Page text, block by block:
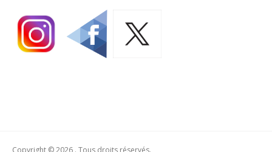
Copyright © 2026 . Tous droits réservés.